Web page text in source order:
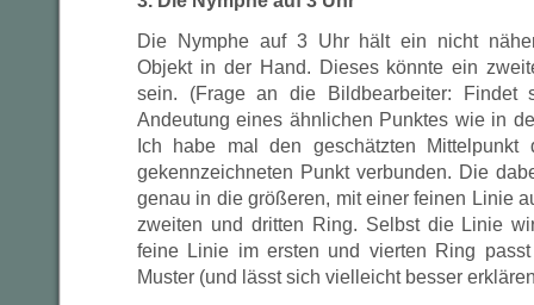
Die Nymphe auf 3 Uhr hält ein nicht
Objekt in der Hand. Dieses könnte ein
sein. (Frage an die Bildbearbeiter:
Andeutung eines ähnlichen Punktes wie in
Ich habe mal den geschätzten Mittelpunkt
gekennzeichneten Punkt verbunden. Die
genau in die größeren, mit einer feinen Linie
zweiten und dritten Ring. Selbst die Linie
feine Linie im ersten und vierten Ring
Muster (und lässt sich vielleicht besser